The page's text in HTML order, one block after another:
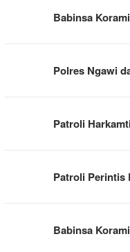
Babinsa
Polres Ngawi
Patroli
Patroli
Babinsa